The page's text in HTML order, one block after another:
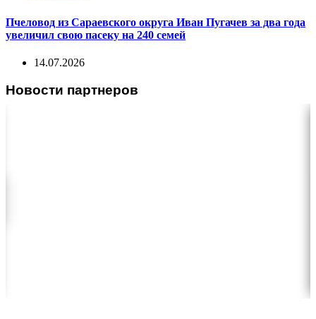
Пчеловод из Сараевского округа Иван Пугачев за два года
увеличил свою пасеку на 240 семей
14.07.2026
Новости партнеров